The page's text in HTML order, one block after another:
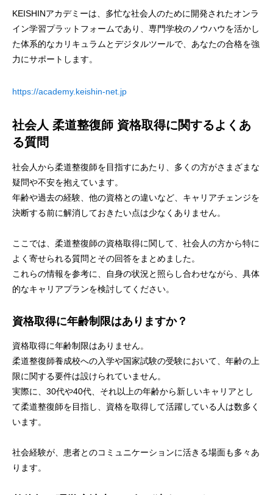
KEISHINアカデミーは、多忙な社会人のために開発されたオンラ
イン学習プラットフォームであり、専門学校のノウハウを活かし
た体系的なカリキュラムとデジタルツールで、あなたの合格を強
力にサポートします。
https://academy.keishin-net.jp
社会人 柔道整復師 資格取得に関するよくあ
る質問
社会人から柔道整復師を目指すにあたり、多くの方がさまざまな
疑問や不安を抱えています。
年齢や過去の経験、他の資格との違いなど、キャリアチェンジを
決断する前に解消しておきたい点は少なくありません。
ここでは、柔道整復師の資格取得に関して、社会人の方から特に
よく寄せられる質問とその回答をまとめました。
これらの情報を参考に、自身の状況と照らし合わせながら、具体
的なキャリアプランを検討してください。
資格取得に年齢制限はありますか？
資格取得に年齢制限はありません。
柔道整復師養成校への入学や国家試験の受験において、年齢の上
限に関する要件は設けられていません。
実際に、30代や40代、それ以上の年齢から新しいキャリアとし
て柔道整復師を目指し、資格を取得して活躍している人は数多く
います。
社会経験が、患者とのコミュニケーションに活きる場面も多々あ
ります。